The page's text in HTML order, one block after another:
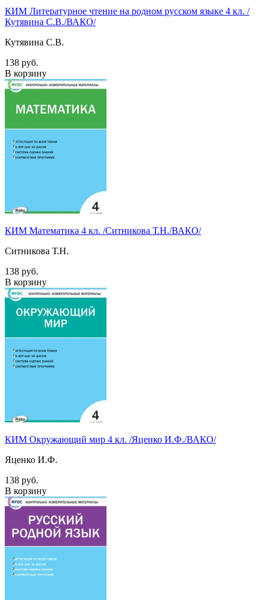
КИМ Литературное чтение на родном русском языке 4 кл. /
Кутявина С.В./ВАКО/
Кутявина С.В.
138 руб.
В корзину
КИМ Математика 4 кл. /Ситникова Т.Н./ВАКО/
Ситникова Т.Н.
138 руб.
В корзину
КИМ Окружающий мир 4 кл. /Яценко И.Ф./ВАКО/
Яценко И.Ф.
138 руб.
В корзину